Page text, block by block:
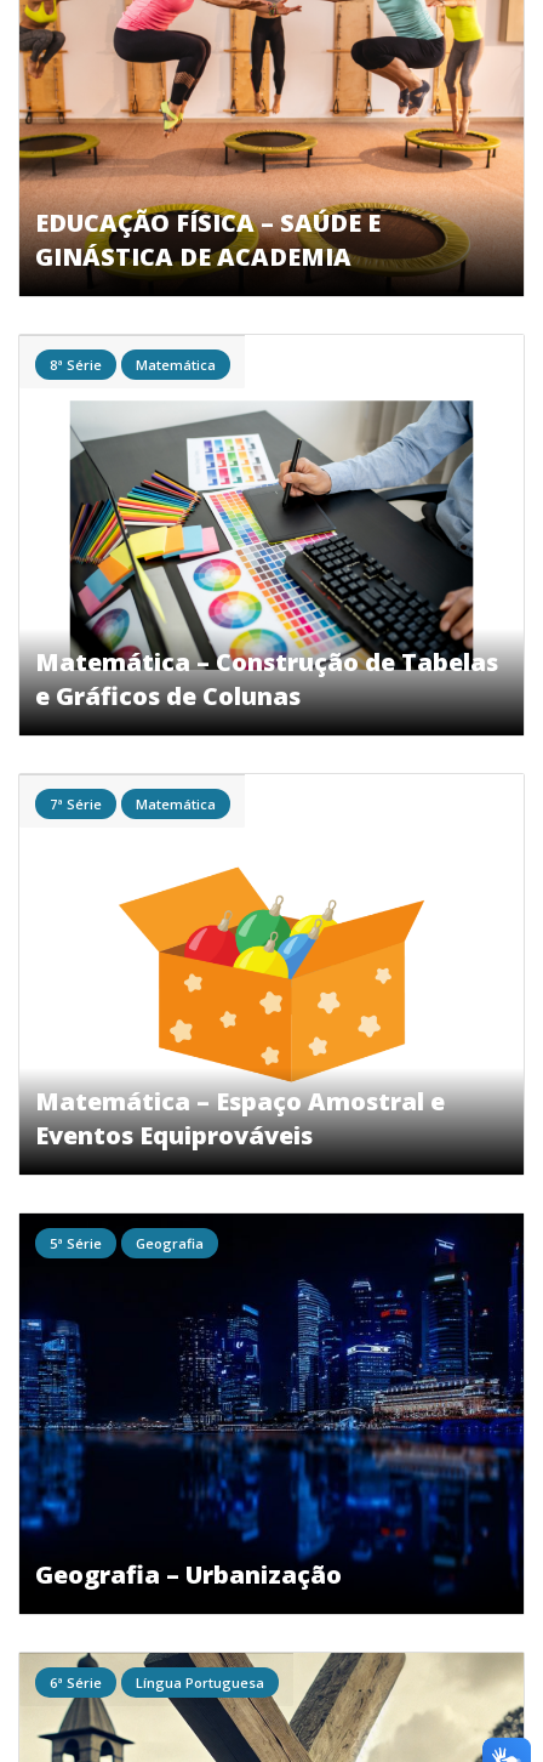
EDUCAÇÃO FÍSICA – SAÚDE E
GINÁSTICA DE ACADEMIA
Matemática – Construção de Tabelas
e Gráficos de Colunas
8ª Série Matemática
Matemática – Espaço Amostral e
Eventos Equiprováveis
7ª Série Matemática
Geografia – Urbanização
5ª Série Geografia
6ª Série Língua Portuguesa